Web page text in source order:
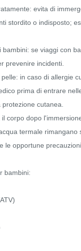
evita di
stordito o indisposto;
bambini: se viaggi con
prevenire incidenti.
in caso di allergie
prima di entrare
cutanea.
corpo dopo
termale rimangano
le opportune
bambini: